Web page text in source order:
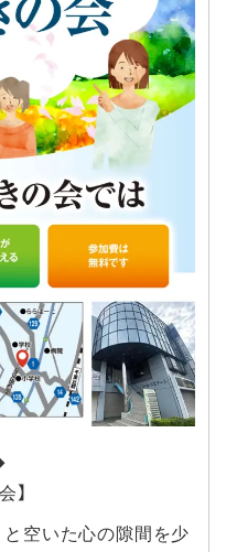
】
と空いた心の隙間を少